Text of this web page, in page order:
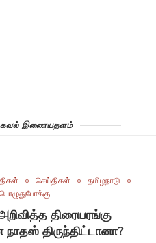
தகவல் இணையதளம்
செய்திகள்
தமிழநாடு
பொழுதுபோக்கு
திரையரங்கு
திருந்திட்டானா?